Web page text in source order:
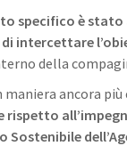
specifico è stato
intercettare
della
maniera ancora
Sostenibile